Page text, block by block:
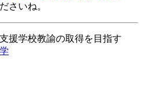
さいね。
援学校教諭の取得を目指す